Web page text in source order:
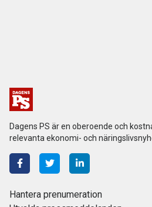
Dagens PS är en oberoende och
relevanta ekonomi- och
Hantera prenumeration